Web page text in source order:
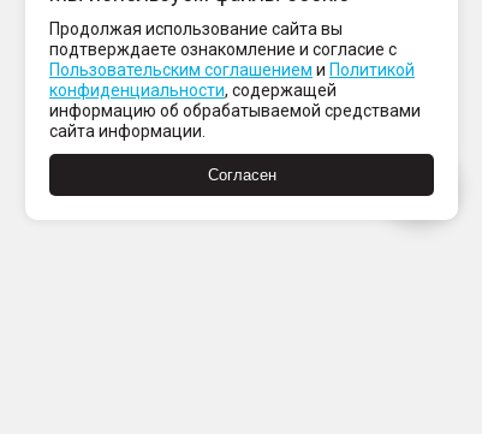
Продолжая использование сайта вы
подтверждаете ознакомление и согласие с
Пользовательским соглашением и Политикой
конфиденциальности, содержащей
информацию об обрабатываемой средствами
сайта информации.
Согласен